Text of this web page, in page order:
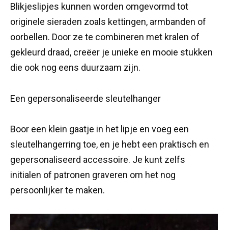
Blikjeslipjes kunnen worden omgevormd tot
originele sieraden zoals kettingen, armbanden of
oorbellen. Door ze te combineren met kralen of
gekleurd draad, creëer je unieke en mooie stukken
die ook nog eens duurzaam zijn.
Een gepersonaliseerde sleutelhanger
Boor een klein gaatje in het lipje en voeg een
sleutelhangerring toe, en je hebt een praktisch en
gepersonaliseerd accessoire. Je kunt zelfs
initialen of patronen graveren om het nog
persoonlijker te maken.